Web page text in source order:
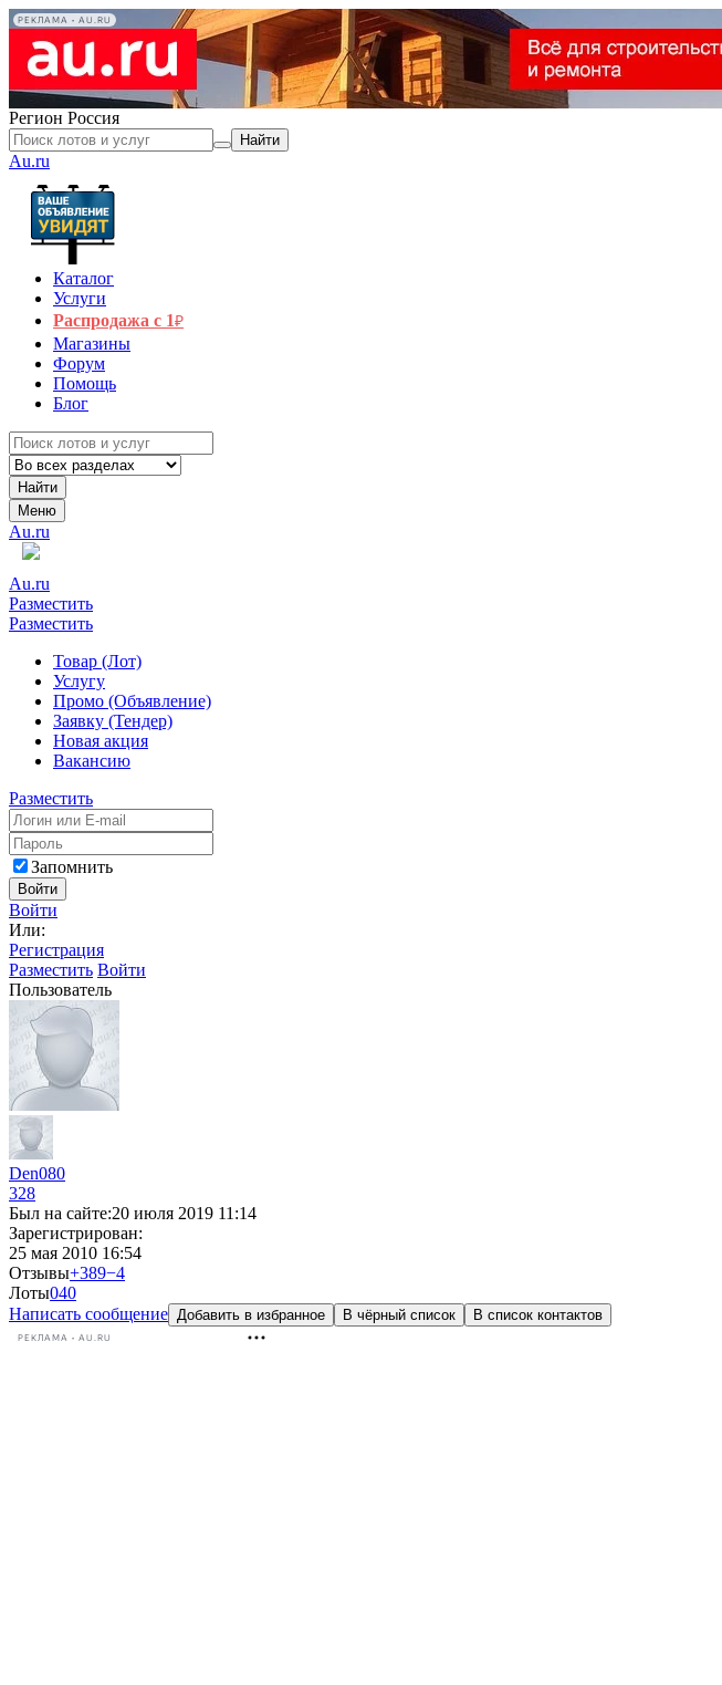
РЕКЛАМА • AU.RU
Регион Россия
Найти
Au.ru
Каталог
Услуги
Распродажа с 1₽
Магазины
Форум
Помощь
Блог
Найти
Меню
Au.ru
Au.ru
Разместить
Разместить
Товар (Лот)
Услугу
Промо (Объявление)
Заявку (Тендер)
Новая акция
Вакансию
Разместить
Запомнить
Войти
Войти
Или:
Регистрация
Разместить Войти
Пользователь
Den080
328
Был на сайте:20 июля 2019 11:14
Зарегистрирован:
25 мая 2010 16:54
Отзывы+389−4
Лоты040
Написать сообщение Добавить в избранное В чёрный список В список контактов
РЕКЛАМА • AU.RU